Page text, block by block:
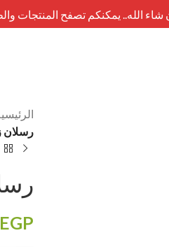
شاء الله.. يمكنكم تصفح المنتجات
رسلان زيت
EGP